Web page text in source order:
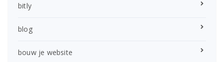
bitly
blog
bouw je website